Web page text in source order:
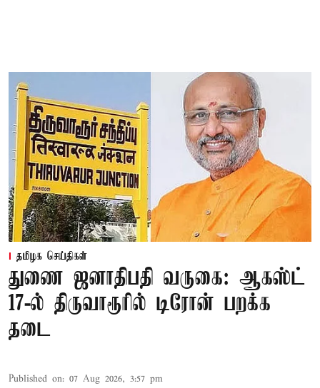
தமிழக செய்திகள்
துணை ஜனாதிபதி வருகை: ஆகஸ்ட்
17-ல் திருவாரூரில் டிரோன் பறக்க
தடை
Published on: 07 Aug 2026, 3:57 pm